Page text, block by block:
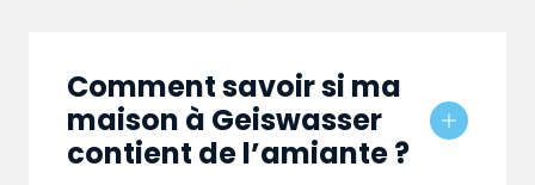
Comment savoir si ma
maison à Geiswasser
contient de l’amiante ?